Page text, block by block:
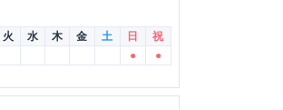
火 水 木 金 土 日
祝
● ●